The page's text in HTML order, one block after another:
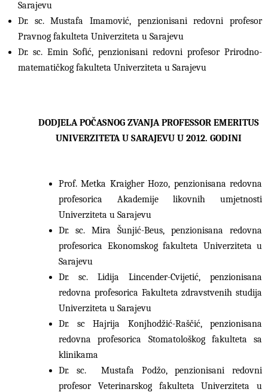
Sarajevu
Dr. sc. Mustafa Imamović, penzionisani redovni profesor
Pravnog fakulteta Univerziteta u Sarajevu
Dr. sc. Emin Sofić, penzionisani redovni profesor Prirodno-
matematičkog fakulteta Univerziteta u Sarajevu
DODJELA POČASNOG ZVANJA PROFESSOR EMERITUS
UNIVERZITETA U SARAJEVU U 2012. GODINI
Prof. Metka Kraigher Hozo, penzionisana redovna
profesorica Akademije likovnih umjetnosti
Univerziteta u Sarajevu
Dr. sc. Mira Šunjić-Beus, penzionisana redovna
profesorica Ekonomskog fakulteta Univerziteta u
Sarajevu
Dr. sc. Lidija Lincender-Cvijetić, penzionisana
redovna profesorica Fakulteta zdravstvenih studija
Univerziteta u Sarajevu
Dr. sc Hajrija Konjhodžić-Raščić, penzionisana
redovna profesorica Stomatološkog fakulteta sa
klinikama
Dr. sc. Mustafa Podžo, penzionisani redovni
profesor Veterinarskog fakulteta Univerziteta u